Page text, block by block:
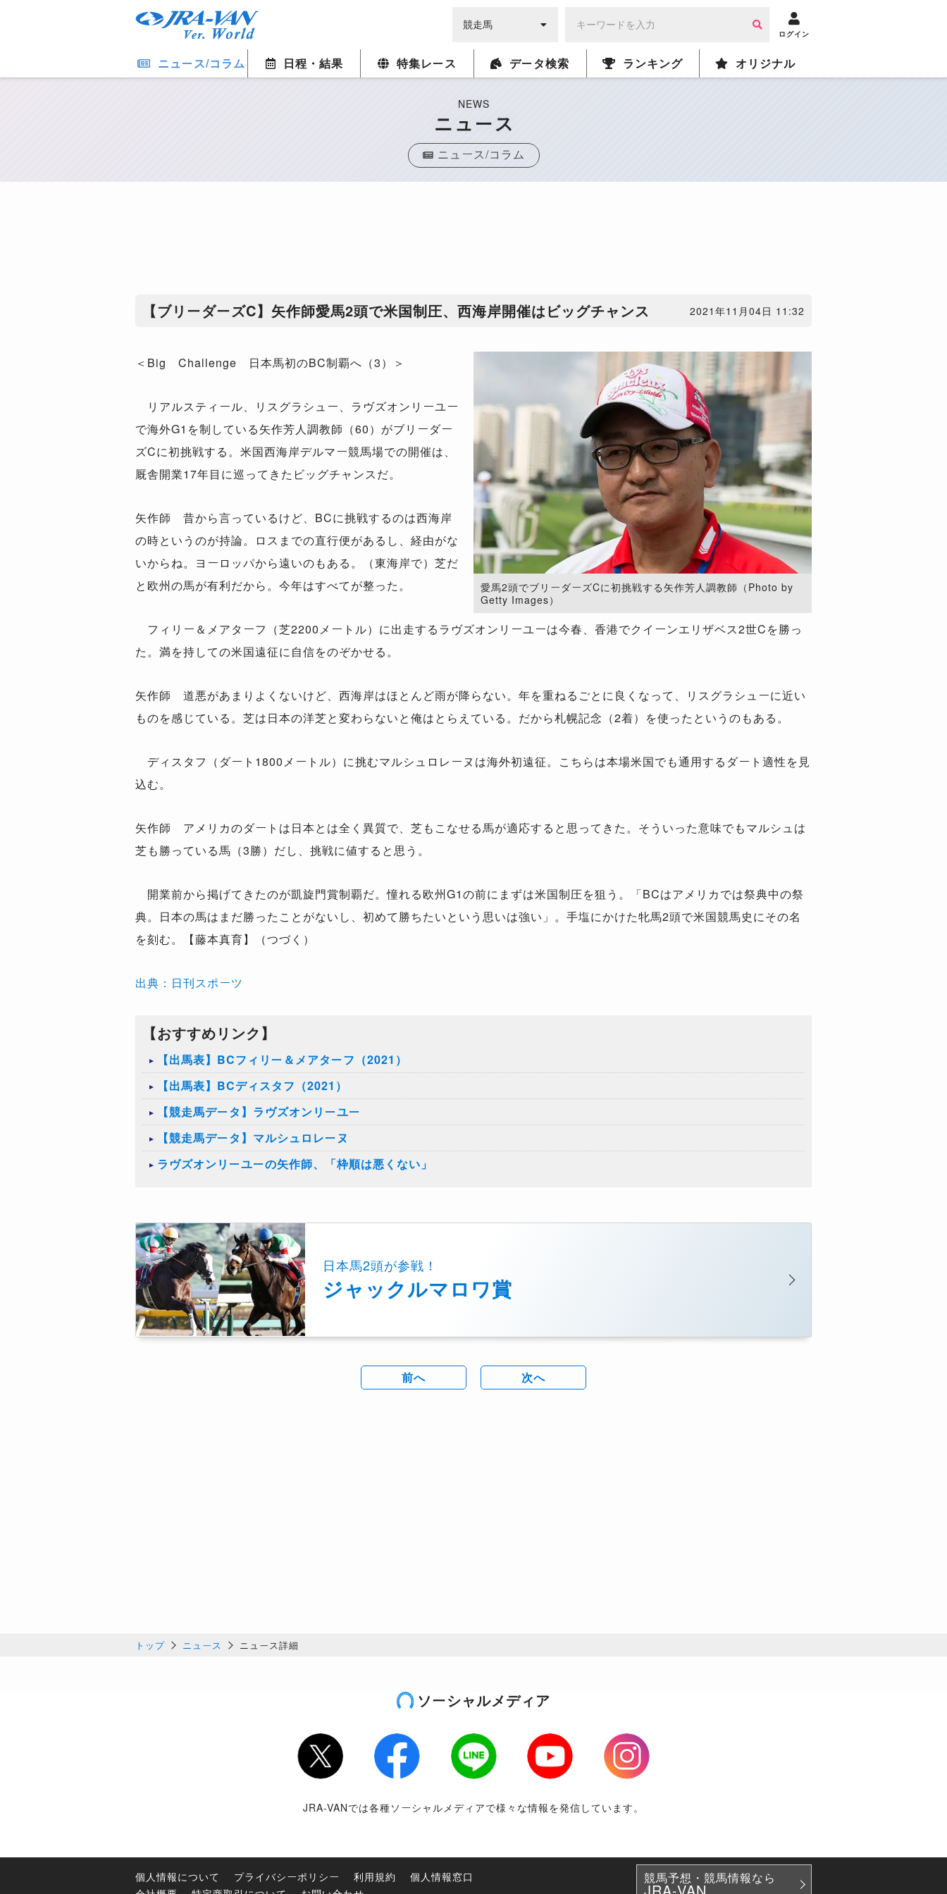
ログイン
ニュース/コラム 日程・結果 特集レース データ検索 ランキング オリジナル
NEWS
ニュース
ニュース/コラム
【ブリーダーズC】矢作師愛馬2頭で米国制圧、西海岸開催はビッグチャンス 2021年11月04日 11:32
愛馬2頭でブリーダーズCに初挑戦する矢作芳人調教師（Photo by
Getty Images）
＜Big Challenge 日本馬初のBC制覇へ（3）＞
リアルスティール、リスグラシュー、ラヴズオンリーユー
で海外G1を制している矢作芳人調教師（60）がブリーダー
ズCに初挑戦する。米国西海岸デルマー競馬場での開催は、
厩舎開業17年目に巡ってきたビッグチャンスだ。
矢作師 昔から言っているけど、BCに挑戦するのは西海岸
の時というのが持論。ロスまでの直行便があるし、経由がな
いからね。ヨーロッパから遠いのもある。（東海岸で）芝だ
と欧州の馬が有利だから。今年はすべてが整った。
フィリー＆メアターフ（芝2200メートル）に出走するラヴズオンリーユーは今春、香港でクイーンエリザベス2世Cを勝っ
た。満を持しての米国遠征に自信をのぞかせる。
矢作師 道悪があまりよくないけど、西海岸はほとんど雨が降らない。年を重ねるごとに良くなって、リスグラシューに近い
ものを感じている。芝は日本の洋芝と変わらないと俺はとらえている。だから札幌記念（2着）を使ったというのもある。
ディスタフ（ダート1800メートル）に挑むマルシュロレーヌは海外初遠征。こちらは本場米国でも通用するダート適性を見
込む。
矢作師 アメリカのダートは日本とは全く異質で、芝もこなせる馬が適応すると思ってきた。そういった意味でもマルシュは
芝も勝っている馬（3勝）だし、挑戦に値すると思う。
開業前から掲げてきたのが凱旋門賞制覇だ。憧れる欧州G1の前にまずは米国制圧を狙う。「BCはアメリカでは祭典中の祭
典。日本の馬はまだ勝ったことがないし、初めて勝ちたいという思いは強い」。手塩にかけた牝馬2頭で米国競馬史にその名
を刻む。【藤本真育】（つづく）
出典：日刊スポーツ
【おすすめリンク】
【出馬表】BCフィリー＆メアターフ（2021）
【出馬表】BCディスタフ（2021）
【競走馬データ】ラヴズオンリーユー
【競走馬データ】マルシュロレーヌ
ラヴズオンリーユーの矢作師、「枠順は悪くない」
日本馬2頭が参戦！
ジャックルマロワ賞
前へ 次へ
トップ ニュース ニュース詳細
ソーシャルメディア
Twitter Facebook LINE Youtube
Instagram
JRA-VANでは各種ソーシャルメディアで様々な情報を発信しています。
個人情報について プライバシーポリシー 利用規約
個人情報窓口
競馬予想・競馬情報なら
JRA-VAN